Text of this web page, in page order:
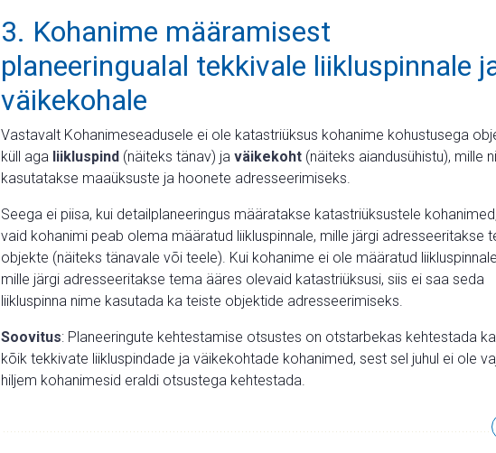
3. Kohanime määramisest
planeeringualal tekkivale liikluspinnale
väikekohale
Vastavalt Kohanimeseadusele ei ole katastriüksus kohanime kohustusega
küll aga liikluspind (näiteks tänav) ja väikekoht (näiteks aiandusühistu), mille
kasutatakse maaüksuste ja hoonete adresseerimiseks.
Seega ei piisa, kui detailplaneeringus määratakse katastriüksustele kohanimed,
vaid kohanimi peab olema määratud liikluspinnale, mille järgi adresseeritakse
objekte (näiteks tänavale või teele). Kui kohanime ei ole määratud
mille järgi adresseeritakse tema ääres olevaid katastriüksusi, siis ei saa seda
liikluspinna nime kasutada ka teiste objektide adresseerimiseks.
Soovitus: Planeeringute kehtestamise otsustes on otstarbekas kehtestada ka
kõik tekkivate liikluspindade ja väikekohtade kohanimed, sest sel juhul ei ole
hiljem kohanimesid eraldi otsustega kehtestada.